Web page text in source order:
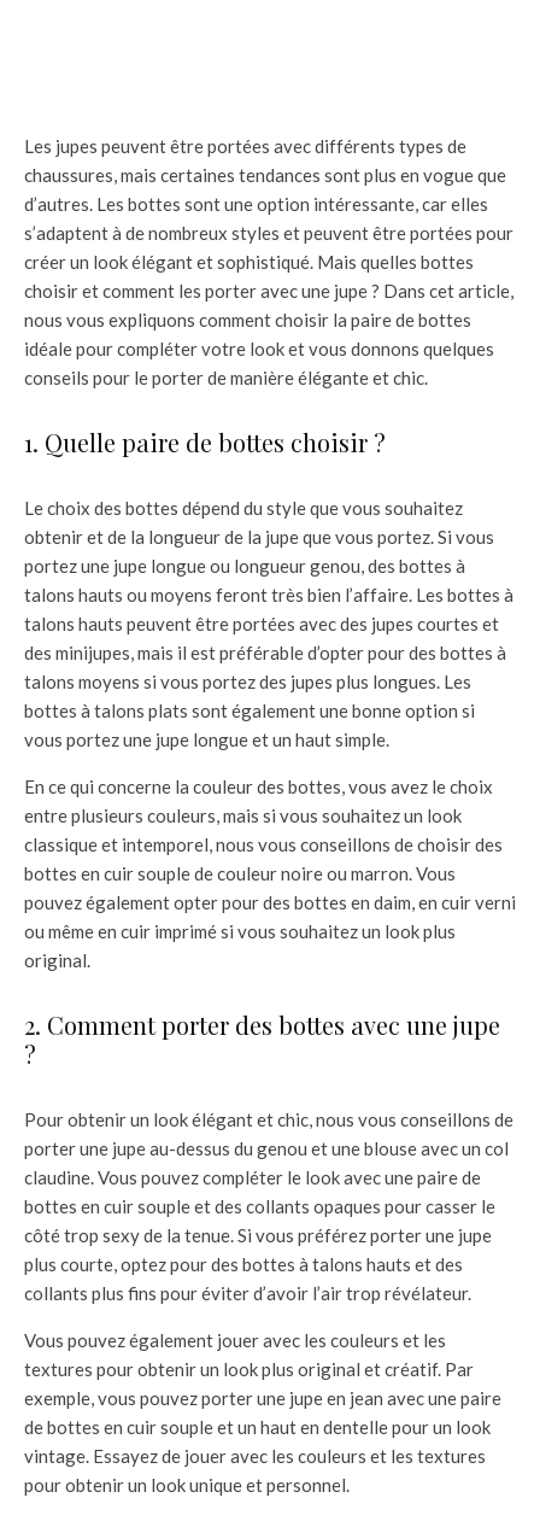
Les jupes peuvent être portées avec différents types de
chaussures, mais certaines tendances sont plus en vogue que
d’autres. Les bottes sont une option intéressante, car elles
s’adaptent à de nombreux styles et peuvent être portées pour
créer un look élégant et sophistiqué. Mais quelles bottes
choisir et comment les porter avec une jupe ? Dans cet article,
nous vous expliquons comment choisir la paire de bottes
idéale pour compléter votre look et vous donnons quelques
conseils pour le porter de manière élégante et chic.
1. Quelle paire de bottes choisir ?
Le choix des bottes dépend du style que vous souhaitez
obtenir et de la longueur de la jupe que vous portez. Si vous
portez une jupe longue ou longueur genou, des bottes à
talons hauts ou moyens feront très bien l’affaire. Les bottes à
talons hauts peuvent être portées avec des jupes courtes et
des minijupes, mais il est préférable d’opter pour des bottes à
talons moyens si vous portez des jupes plus longues. Les
bottes à talons plats sont également une bonne option si
vous portez une jupe longue et un haut simple.
En ce qui concerne la couleur des bottes, vous avez le choix
entre plusieurs couleurs, mais si vous souhaitez un look
classique et intemporel, nous vous conseillons de choisir des
bottes en cuir souple de couleur noire ou marron. Vous
pouvez également opter pour des bottes en daim, en cuir verni
ou même en cuir imprimé si vous souhaitez un look plus
original.
2. Comment porter des bottes avec une jupe
?
Pour obtenir un look élégant et chic, nous vous conseillons de
porter une jupe au-dessus du genou et une blouse avec un col
claudine. Vous pouvez compléter le look avec une paire de
bottes en cuir souple et des collants opaques pour casser le
côté trop sexy de la tenue. Si vous préférez porter une jupe
plus courte, optez pour des bottes à talons hauts et des
collants plus fins pour éviter d’avoir l’air trop révélateur.
Vous pouvez également jouer avec les couleurs et les
textures pour obtenir un look plus original et créatif. Par
exemple, vous pouvez porter une jupe en jean avec une paire
de bottes en cuir souple et un haut en dentelle pour un look
vintage. Essayez de jouer avec les couleurs et les textures
pour obtenir un look unique et personnel.